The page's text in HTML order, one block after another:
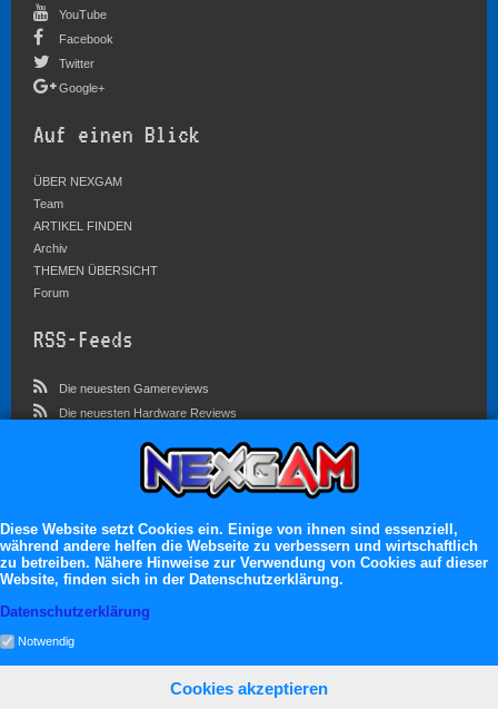
YouTube
Facebook
Twitter
Google+
Auf einen Blick
ÜBER NEXGAM
Team
ARTIKEL FINDEN
Archiv
THEMEN ÜBERSICHT
Forum
RSS-Feeds
Die neuesten Gamereviews
Die neuesten Hardware Reviews
Im Forum sind zur Zeit 3023 Benutzer online
Es erwarten dich:
13.119 registrierte Mitglieder
71.049 Themen
Diese Website setzt Cookies ein. Einige von ihnen sind essenziell,
während andere helfen die Webseite zu verbessern und wirtschaftlich
zu betreiben. Nähere Hinweise zur Verwendung von Cookies auf dieser
Website, finden sich in der Datenschutzerklärung.
Datenschutzerklärung
Notwendig
Cookies akzeptieren